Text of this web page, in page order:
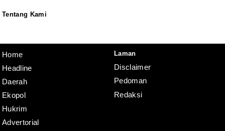
Tentang Kami
Home
Headline
Daerah
Ekopol
Hukrim
Advertorial
Laman
Disclaimer
Pedoman
Redaksi